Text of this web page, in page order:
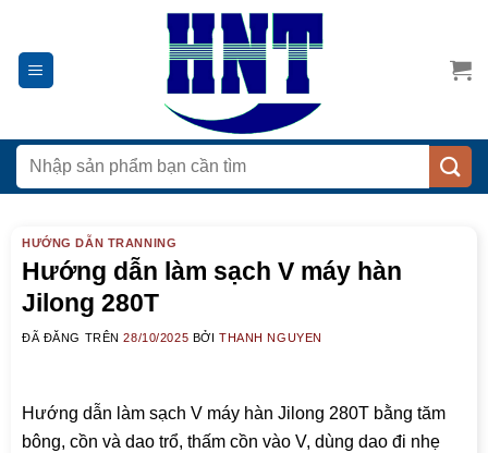
Tìm
kiếm:
HƯỚNG DẪN TRANNING
Hướng dẫn làm sạch V máy hàn
Jilong 280T
ĐÃ ĐĂNG TRÊN28/10/2025 BỞITHANH NGUYEN
Hướng dẫn làm sạch V máy hàn Jilong 280T bằng tăm
bông, cồn và dao trổ, thấm cồn vào V, dùng dao đi nhẹ